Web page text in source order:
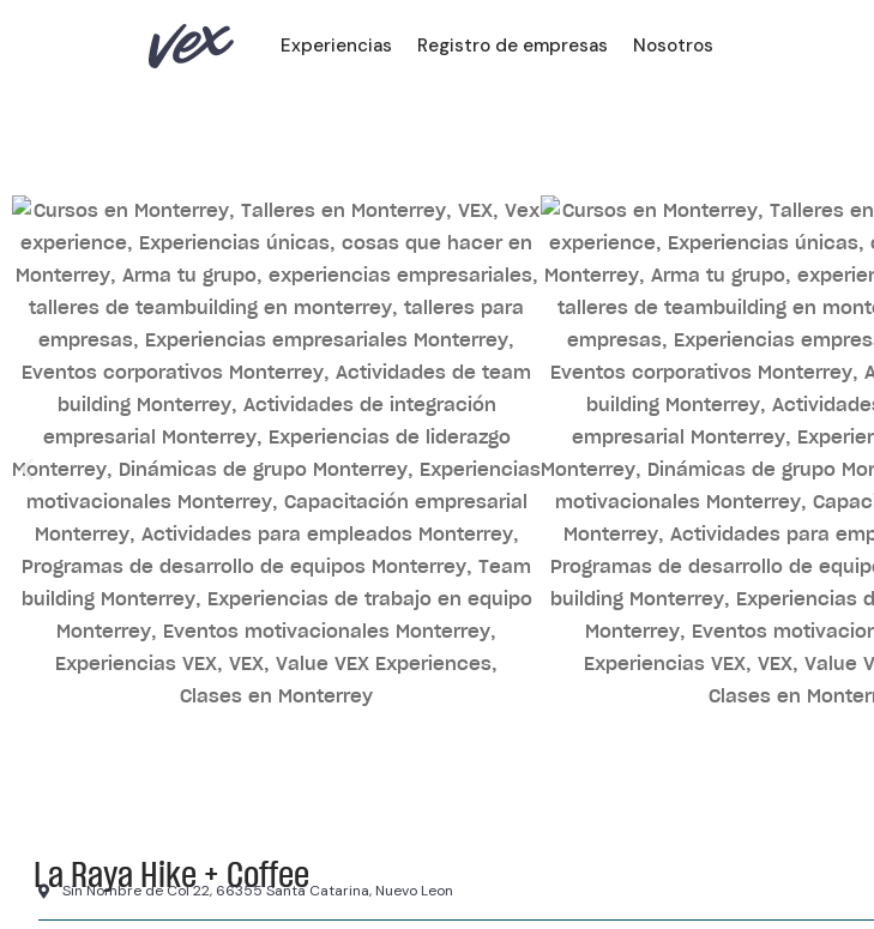
Experiencias Registro de empresas Nosotros
La Raya Hike + Coffee
Sin Nombre de Col 22, 66355 Santa Catarina, Nuevo Leon